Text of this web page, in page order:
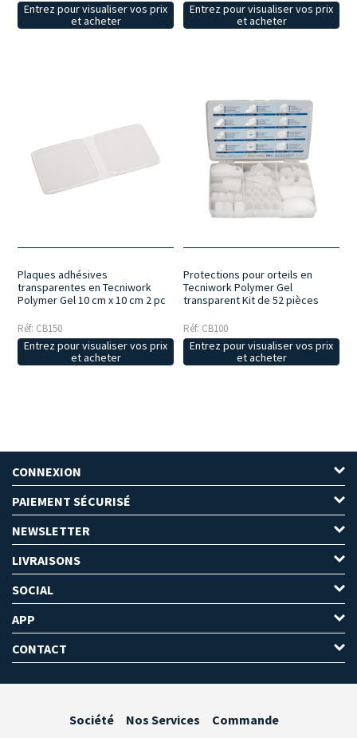
Entrez pour visualiser vos prix
et acheter
Entrez pour visualiser vos prix
et acheter
Plaques adhésives
transparentes en Tecniwork
Polymer Gel 10 cm x 10 cm 2 pc
Réf: CB150
Entrez pour visualiser vos prix
et acheter
Protections pour orteils en
Tecniwork Polymer Gel
transparent Kit de 52 pièces
Réf: CB100
Entrez pour visualiser vos prix
et acheter
CONNEXION
PAIEMENT SÉCURISÉ
NEWSLETTER
LIVRAISONS
SOCIAL
APP
CONTACT
Société Nos Services
Commande